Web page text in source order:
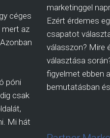
céges
mert az
póni
csak
Mi hát
marketinggel
Ezért érdemes
csapatot
válasszon? Mire
választása
figyelmet ebben
bemutatásban